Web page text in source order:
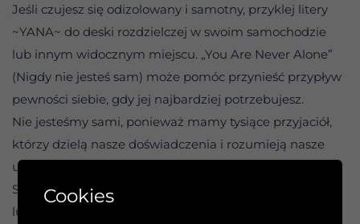
Jeśli czujesz się odizolowany i samotny, przyklej litery
~YANA~ do deski rozdzielczej w swoim samochodzie
lub innym widocznym miejscu. „You Are Never Alone”
(Nigdy nie jesteś sam) może pomóc przynieść przypływ
pewności siebie, gdy jej najbardziej potrzebujesz.
Nie jesteśmy sami, ponieważ mamy tysiące przyjaciół,
którzy dzielą nasze doświadczenia i rozumieją nasze
uczucia. Nie jesteśmy również sami, ponieważ mamy
Siłę Wyższą, która przewodniczy sprawom całej
ludzkości. Nigdy nie jesteśmy i nie będziemy oddzieleni
Cookies